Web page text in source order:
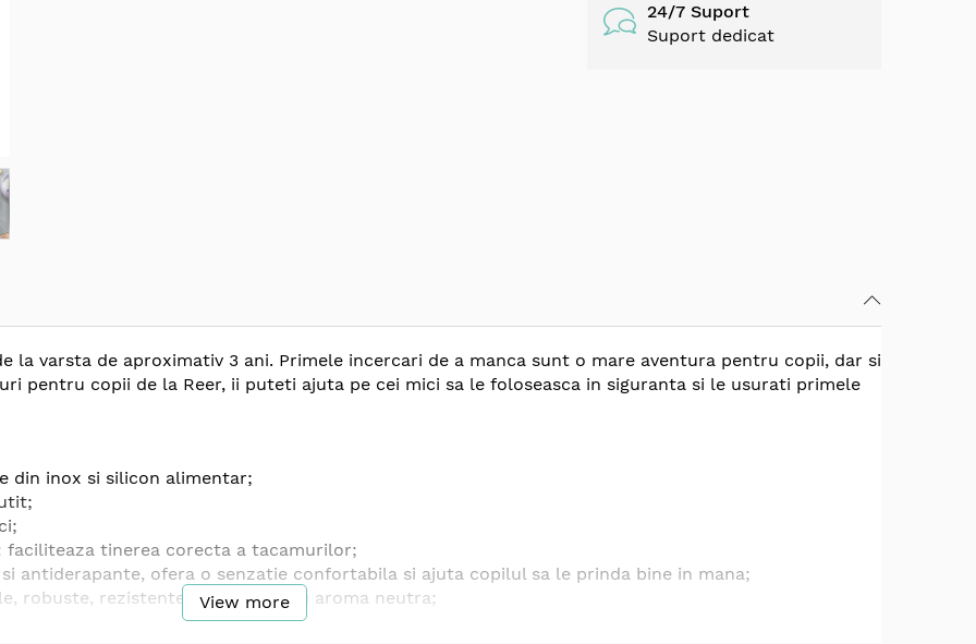
24/7 Suport
Suport dedicat
la varsta de aproximativ 3 ani. Primele incercari de a manca sunt o mare aventura pentru copii, dar si
pentru copii de la Reer, ii puteti ajuta pe cei mici sa le foloseasca in siguranta si le usurati primele
din inox si silicon alimentar;
faciliteaza tinerea corecta a tacamurilor;
antiderapante, ofera o senzatie confortabila si ajuta copilul sa le prinda bine in mana;
robuste, rezistente la rugina si cu aroma neutra;
View more